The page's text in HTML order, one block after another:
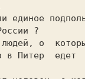
единое
?
о
в Питер  едет